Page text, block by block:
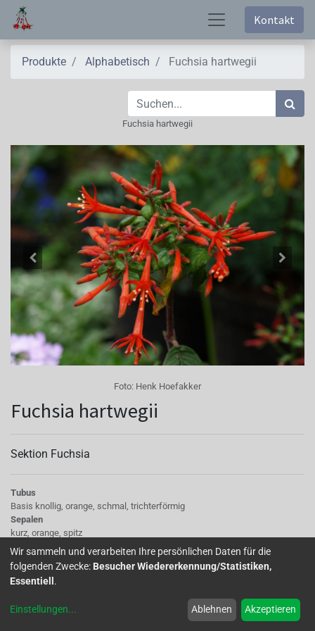
Kontakt
Produkte Alphabetisch Fuchsia hartwegii
Fuchsia hartwegii
Foto: Henk Hoefakker
Fuchsia hartwegii
Sektion Fuchsia
Tubus
Basis knollig, orange, schmal, trichterförmig
Sepalen
kurz, orange, spitz
Korolle/Petalen
Petalen: orange, kurz
Staubgefäße
kurz, rotorange
5mm länger, Narbe:orange, rotorange
Wir sammeln und verarbeiten Ihre persönlichen Daten für die
folgenden Zwecke: Besucher Wiedererkennung/Statistiken,
Essentiell .
Einstellungen... Ablehnen Akzeptieren